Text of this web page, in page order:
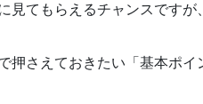
見てもらえるチャンスです
押さえておきたい「基本ポイ